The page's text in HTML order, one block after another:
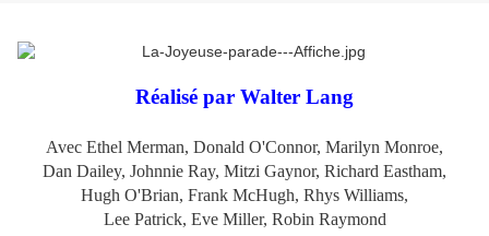
Réalisé par Walter Lang
Avec Ethel Merman, Donald O'Connor, Marilyn Monroe,
Dan Dailey, Johnnie Ray, Mitzi Gaynor, Richard Eastham,
Hugh O'Brian, Frank McHugh, Rhys Williams,
Lee Patrick, Eve Miller, Robin Raymond